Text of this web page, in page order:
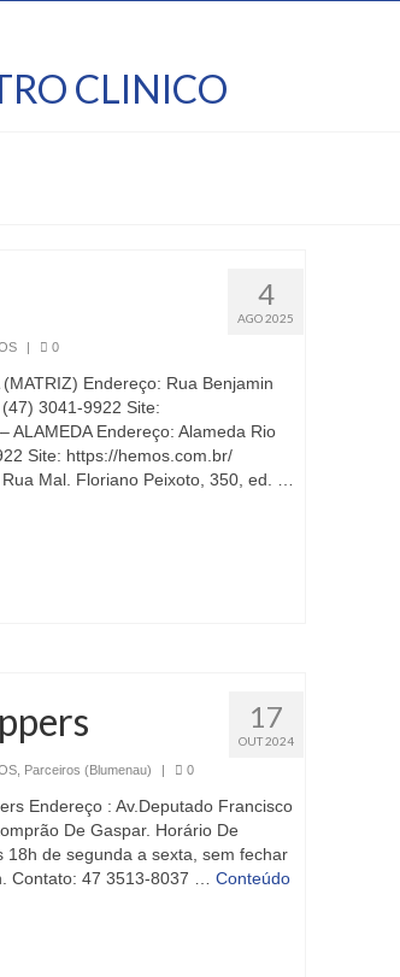
CLINICO
4
AGO 2025
| 0
Endereço: Rua Benjamin
3041-9922 Site:
ALAMEDA Endereço: Alameda Rio
Site: https://hemos.com.br/
Mal. Floriano Peixoto, 350, ed. …
17
OUT 2024
, Parceiros (Blumenau) | 0
Endereço : Av.Deputado Francisco
De Gaspar. Horário De
de segunda a sexta, sem fechar
Contato: 47 3513-8037 … Conteúdo